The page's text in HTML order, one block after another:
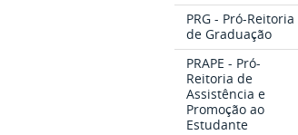
PRG - Pró-Reitoria
de Graduação
PRAPE - Pró-
Reitoria de
Assistência e
Promoção ao
Estudante